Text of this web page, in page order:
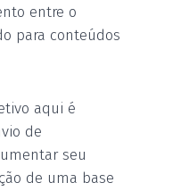
entre o
para conteúdos
aqui é
de
seu
de uma base